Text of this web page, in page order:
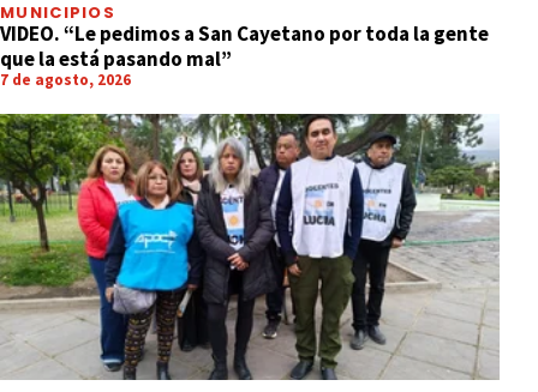
MUNICIPIOS
VIDEO. “Le pedimos a San Cayetano por toda la gente
que la está pasando mal”
7 de agosto, 2026